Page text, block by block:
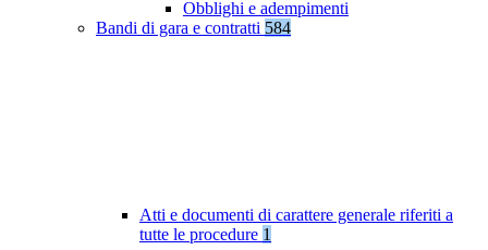
Obblighi e adempimenti
Bandi di gara e contratti 584
Atti e documenti di carattere generale riferiti a
tutte le procedure 1